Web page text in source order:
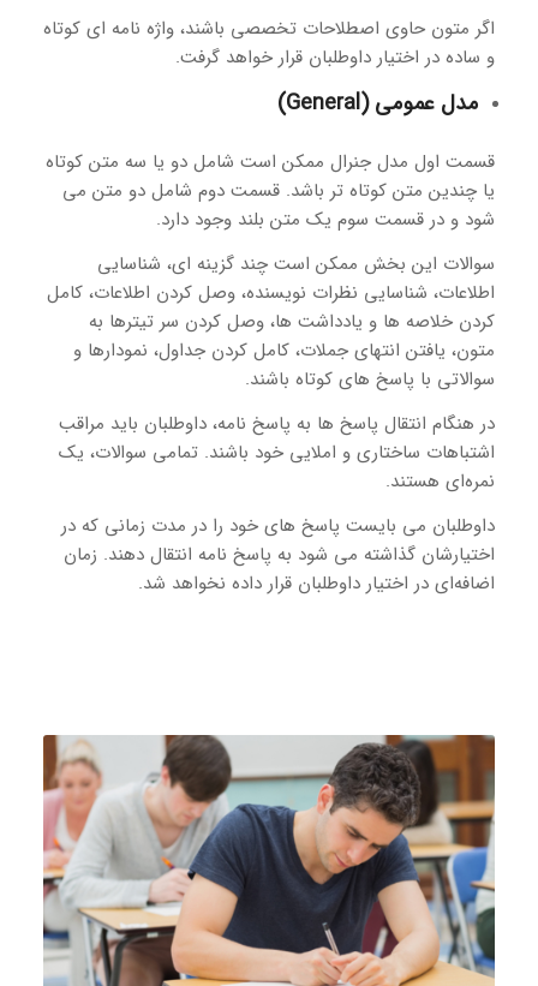
اگر متون حاوی اصطلاحات تخصصی باشند، واژه نامه ای کوتاه
و ساده در اختیار داوطلبان قرار خواهد گرفت.
مدل عمومی (General)
قسمت اول مدل جنرال ممکن است شامل دو یا سه متن کوتاه
یا چندین متن کوتاه تر باشد. قسمت دوم شامل دو متن می
شود و در قسمت سوم یک متن بلند وجود دارد.
سوالات این بخش ممکن است چند گزینه ای، شناسایی
اطلاعات، شناسایی نظرات نویسنده، وصل کردن اطلاعات، کامل
کردن خلاصه ها و یادداشت ها، وصل کردن سر تیترها به
متون، یافتن انتهای جملات، کامل کردن جداول، نمودارها و
سوالاتی با پاسخ های کوتاه باشند.
در هنگام انتقال پاسخ ها به پاسخ نامه، داوطلبان باید مراقب
اشتباهات ساختاری و املایی خود باشند. تمامی سوالات، یک
نمره‌ای هستند.
داوطلبان می بایست پاسخ های خود را در مدت زمانی که در
اختیارشان گذاشته می شود به پاسخ نامه انتقال دهند. زمان
اضافه‌ای در اختیار داوطلبان قرار داده نخواهد شد.